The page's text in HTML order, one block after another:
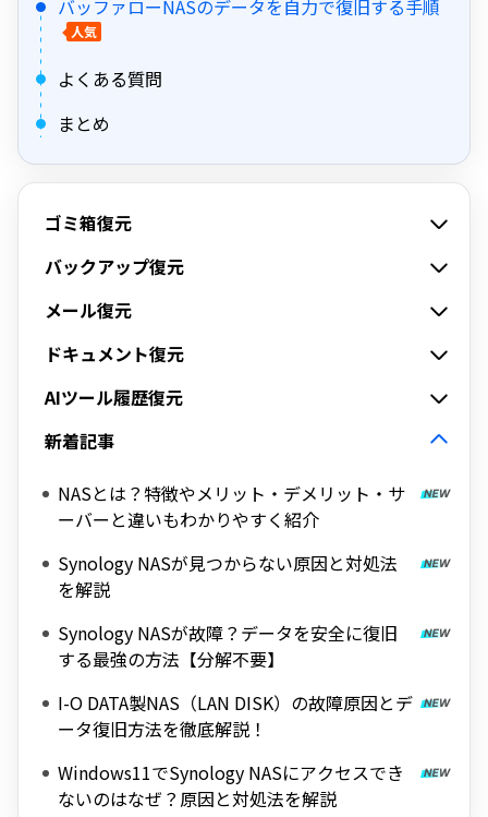
バッファローNASのデータを自力で復旧する手順
人気
よくある質問
まとめ
ゴミ箱復元
バックアップ復元
メール復元
ドキュメント復元
AIツール履歴復元
新着記事
NASとは？特徴やメリット・デメリット・サ
ーバーと違いもわかりやすく紹介
Synology NASが見つからない原因と対処法
を解説
Synology NASが故障？データを安全に復旧
する最強の方法【分解不要】
I-O DATA製NAS（LAN DISK）の故障原因とデ
ータ復旧方法を徹底解説！
Windows11でSynology NASにアクセスでき
ないのはなぜ？原因と対処法を解説